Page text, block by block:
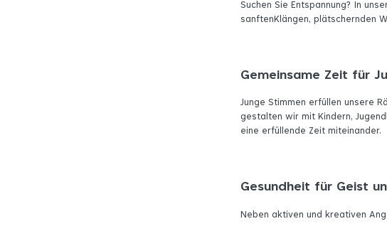
Suchen Sie Entspannung? In
sanftenKlängen, plätschernden
Gemeinsame Zeit für
Junge Stimmen erfüllen unsere
gestalten wir mit Kindern,
eine erfüllende Zeit miteinander.
Gesundheit für Geist
Neben aktiven und kreativen